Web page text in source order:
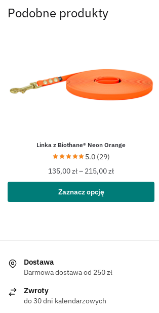
Podobne produkty
Linka z Biothane® Neon Orange
5.0 (29)
135,00zł– 215,00zł
Zaznacz opcję
Dostawa
Darmowa dostawa od 250 zł
Zwroty
do 30 dni kalendarzowych